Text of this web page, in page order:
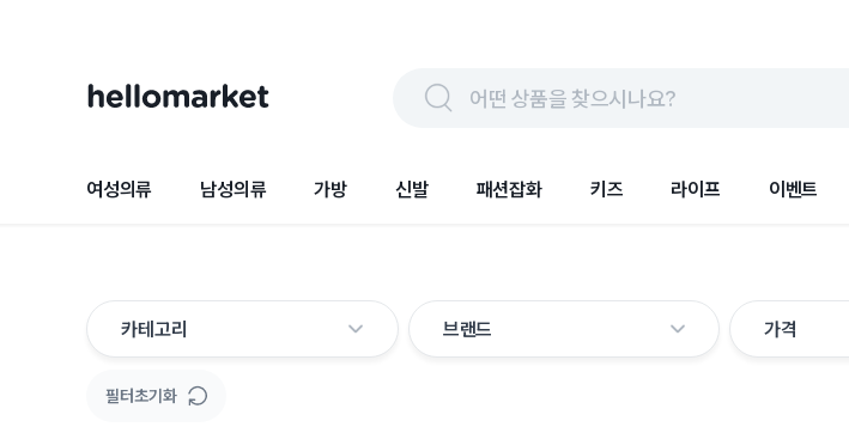
어떤 상품을 찾으시나요?
여성의류 남성의류 가방 신발 패션잡화 키즈 라이프 이벤트
카테고리 브랜드 가격
필터초기화